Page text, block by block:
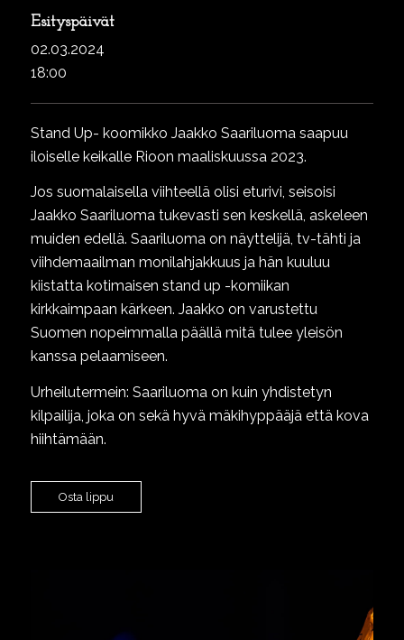
Esityspäivät
02.03.2024
18:00
Stand Up- koomikko Jaakko Saariluoma saapuu
iloiselle keikalle Rioon maaliskuussa 2023.
Jos suomalaisella viihteellä olisi eturivi, seisoisi
Jaakko Saariluoma tukevasti sen keskellä, askeleen
muiden edellä. Saariluoma on näyttelijä, tv-tähti ja
viihdemaailman monilahjakkuus ja hän kuuluu
kiistatta kotimaisen stand up -komiikan
kirkkaimpaan kärkeen. Jaakko on varustettu
Suomen nopeimmalla päällä mitä tulee yleisön
kanssa pelaamiseen.
Urheilutermein: Saariluoma on kuin yhdistetyn
kilpailija, joka on sekä hyvä mäkihyppääjä että kova
hiihtämään.
Osta lippu